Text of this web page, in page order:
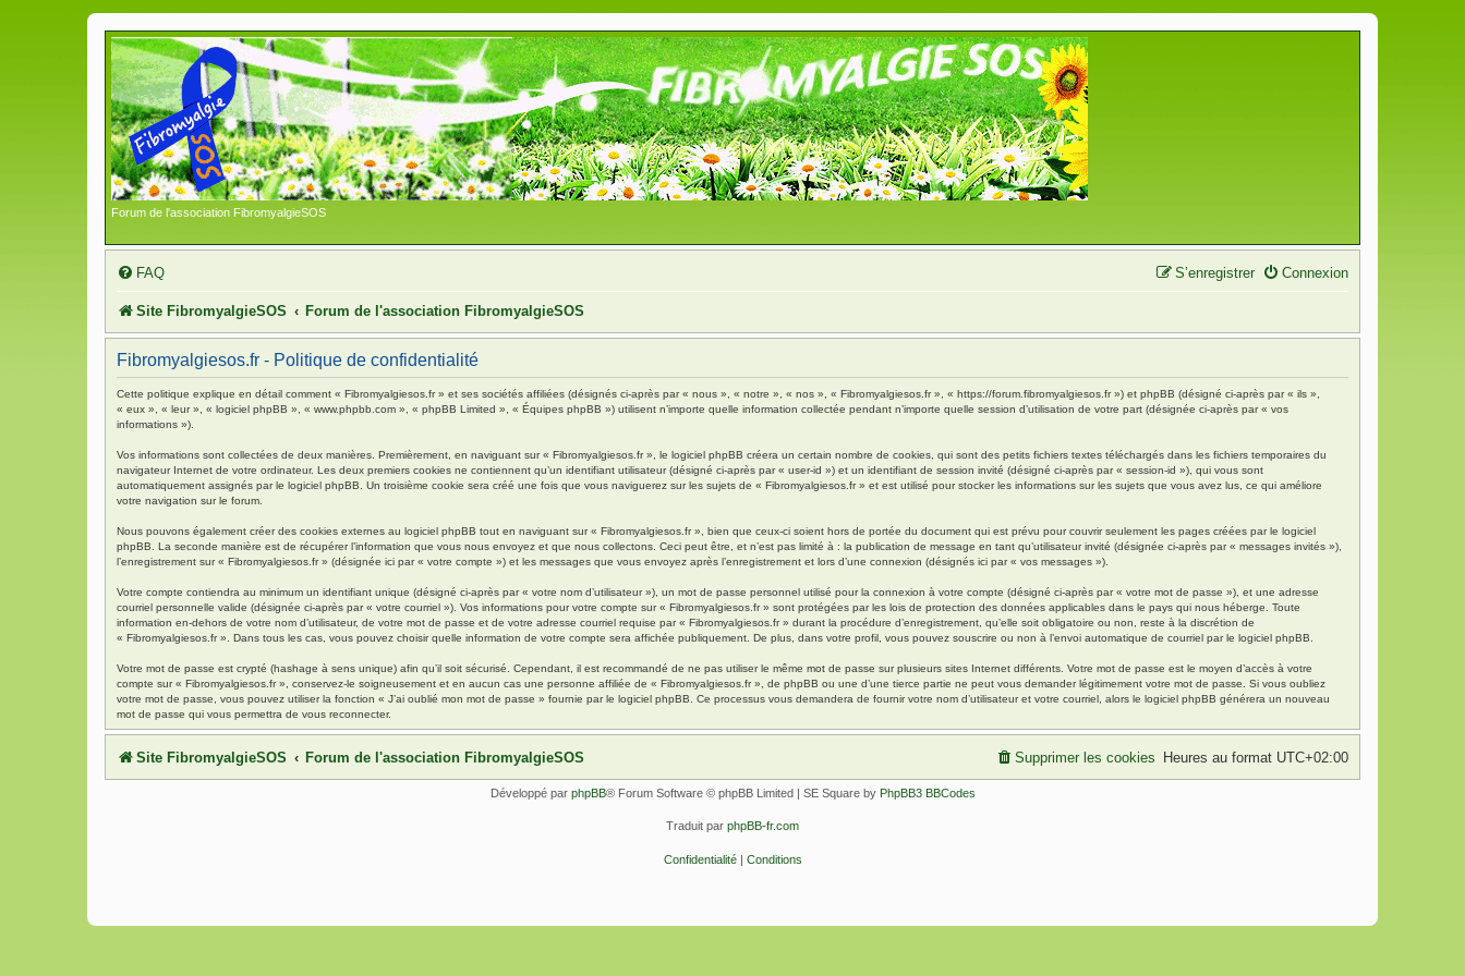
Forum de l'association FibromyalgieSOS
FAQ Connexion
S’enregistrer
Site FibromyalgieSOS Forum de l'association FibromyalgieSOS
Fibromyalgiesos.fr - Politique de confidentialité
Cette politique explique en détail comment « Fibromyalgiesos.fr » et ses sociétés affiliées (désignés ci-après par « nous », « notre », « nos », « Fibromyalgiesos.fr », « https://forum.fibromyalgiesos.fr ») et phpBB (désigné ci-après par « ils »,
« eux », « leur », « logiciel phpBB », « www.phpbb.com », « phpBB Limited », « Équipes phpBB ») utilisent n’importe quelle information collectée pendant n’importe quelle session d’utilisation de votre part (désignée ci-après par « vos
informations »).
Vos informations sont collectées de deux manières. Premièrement, en naviguant sur « Fibromyalgiesos.fr », le logiciel phpBB créera un certain nombre de cookies, qui sont des petits fichiers textes téléchargés dans les fichiers temporaires du
navigateur Internet de votre ordinateur. Les deux premiers cookies ne contiennent qu’un identifiant utilisateur (désigné ci-après par « user-id ») et un identifiant de session invité (désigné ci-après par « session-id »), qui vous sont
automatiquement assignés par le logiciel phpBB. Un troisième cookie sera créé une fois que vous naviguerez sur les sujets de « Fibromyalgiesos.fr » et est utilisé pour stocker les informations sur les sujets que vous avez lus, ce qui améliore
votre navigation sur le forum.
Nous pouvons également créer des cookies externes au logiciel phpBB tout en naviguant sur « Fibromyalgiesos.fr », bien que ceux-ci soient hors de portée du document qui est prévu pour couvrir seulement les pages créées par le logiciel
phpBB. La seconde manière est de récupérer l’information que vous nous envoyez et que nous collectons. Ceci peut être, et n’est pas limité à : la publication de message en tant qu’utilisateur invité (désignée ci-après par « messages invités »),
l’enregistrement sur « Fibromyalgiesos.fr » (désignée ici par « votre compte ») et les messages que vous envoyez après l’enregistrement et lors d’une connexion (désignés ici par « vos messages »).
Votre compte contiendra au minimum un identifiant unique (désigné ci-après par « votre nom d’utilisateur »), un mot de passe personnel utilisé pour la connexion à votre compte (désigné ci-après par « votre mot de passe »), et une adresse
courriel personnelle valide (désignée ci-après par « votre courriel »). Vos informations pour votre compte sur « Fibromyalgiesos.fr » sont protégées par les lois de protection des données applicables dans le pays qui nous héberge. Toute
information en-dehors de votre nom d’utilisateur, de votre mot de passe et de votre adresse courriel requise par « Fibromyalgiesos.fr » durant la procédure d’enregistrement, qu’elle soit obligatoire ou non, reste à la discrétion de
« Fibromyalgiesos.fr ». Dans tous les cas, vous pouvez choisir quelle information de votre compte sera affichée publiquement. De plus, dans votre profil, vous pouvez souscrire ou non à l’envoi automatique de courriel par le logiciel phpBB.
Votre mot de passe est crypté (hashage à sens unique) afin qu’il soit sécurisé. Cependant, il est recommandé de ne pas utiliser le même mot de passe sur plusieurs sites Internet différents. Votre mot de passe est le moyen d’accès à votre
compte sur « Fibromyalgiesos.fr », conservez-le soigneusement et en aucun cas une personne affiliée de « Fibromyalgiesos.fr », de phpBB ou une d’une tierce partie ne peut vous demander légitimement votre mot de passe. Si vous oubliez
votre mot de passe, vous pouvez utiliser la fonction « J’ai oublié mon mot de passe » fournie par le logiciel phpBB. Ce processus vous demandera de fournir votre nom d’utilisateur et votre courriel, alors le logiciel phpBB générera un nouveau
mot de passe qui vous permettra de vous reconnecter.
Site FibromyalgieSOS Forum de l'association FibromyalgieSOS Heures au format UTC+02:00
Supprimer les cookies
Développé par phpBB® Forum Software © phpBB Limited | SE Square by PhpBB3 BBCodes
Traduit par phpBB-fr.com
Confidentialité| Conditions